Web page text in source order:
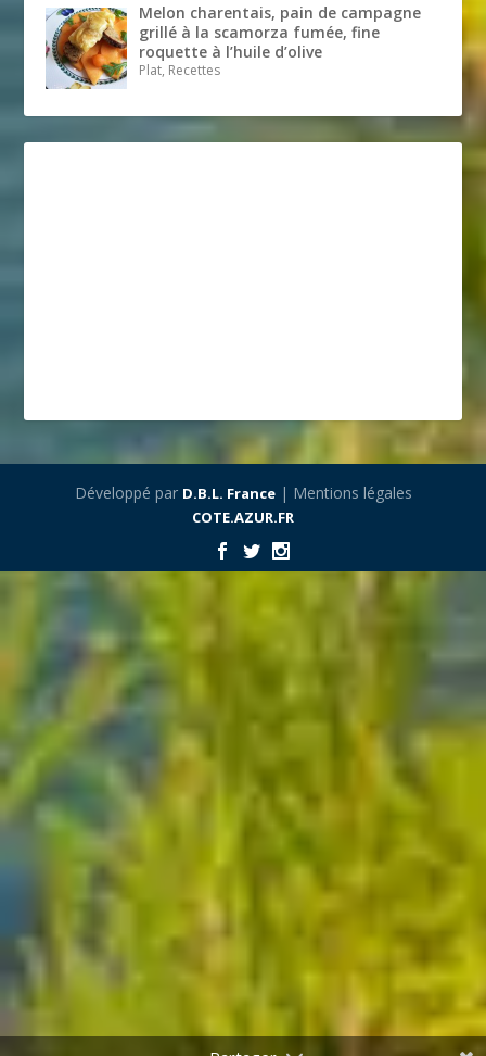
Melon charentais, pain de campagne
grillé à la scamorza fumée, fine
roquette à l’huile d’olive
Plat, Recettes
Développé par D.B.L. France| Mentions légales
COTE.AZUR.FR